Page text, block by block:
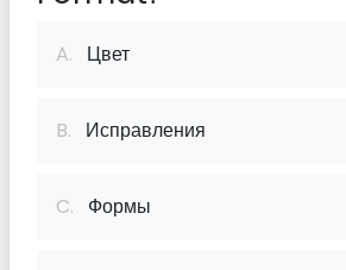
A. Цвет
B. Исправления
C. Формы